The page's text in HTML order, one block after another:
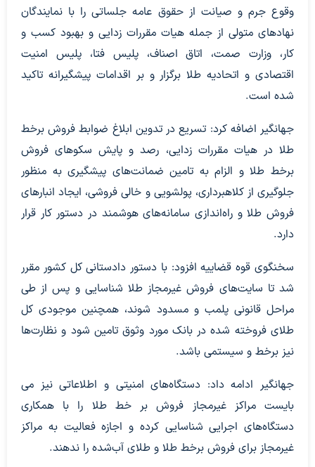
وقوع جرم و صیانت از حقوق عامه جلساتی را با نمایندگان
نهادهای متولی از جمله هیات مقررات زدایی و بهبود کسب و
کار، وزارت صمت، اتاق اصناف، پلیس فتا، پلیس امنیت
اقتصادی و اتحادیه طلا برگزار و بر اقدامات پیشگیرانه تاکید
شده است.
جهانگیر اضافه کرد: تسریع در تدوین ابلاغ ضوابط فروش برخط
طلا در هیات مقررات زدایی، رصد و پایش سکوهای فروش
برخط طلا و الزام به تامین ضمانت‌های پیشگیری به منظور
جلوگیری از کلاهبرداری، پولشویی و خالی فروشی، ایجاد انبارهای
فروش طلا و راه‌اندازی سامانه‌های هوشمند در دستور کار قرار
دارد.
سخنگوی قوه قضاییه افزود: با دستور دادستانی کل کشور مقرر
شد تا سایت‌های فروش غیرمجاز طلا شناسایی و پس از طی
مراحل قانونی پلمب و مسدود شوند، همچنین موجودی کل
طلای فروخته شده در بانک مورد وثوق تامین شود و نظارت‌ها
نیز برخط و سیستمی باشد.
جهانگیر ادامه داد: دستگاه‌های امنیتی و اطلاعاتی نیز می
بایست مراکز غیرمجاز فروش بر خط طلا را با همکاری
دستگاه‌های اجرایی شناسایی کرده و اجازه فعالیت به مراکز
غیرمجاز برای فروش برخط طلا و طلای آب‌شده را ندهند.